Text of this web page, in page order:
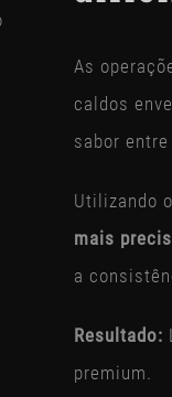
As
caldos
sabor
Utilizando
mais
a
Resultado:
premium.